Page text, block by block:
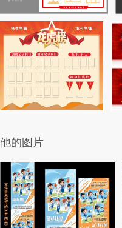
他的图片